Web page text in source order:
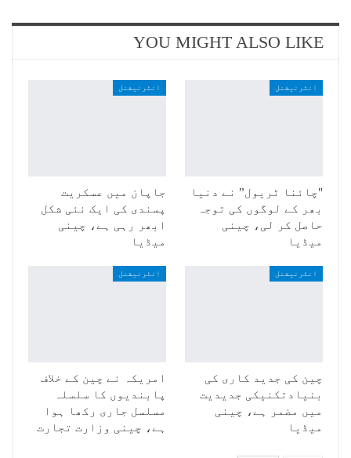
YOU MIGHT ALSO LIKE
انٹرنیشنل
"چائنا ٹریول” نے دنیا
بھر کے لوگوں کی توجہ
حاصل کر لی، چینی
میڈیا
انٹرنیشنل
جاپان میں عسکریت
پسندی کی ایک نئی شکل
ابھر رہی ہے، چینی
میڈیا
انٹرنیشنل
چین کی جدید کاری کی
بنیادتکنیکی جدیدیت
میں مضمر ہے، چینی
میڈیا
انٹرنیشنل
امریکہ نے چین کے خلاف
پابندیوں کا سلسلہ
مسلسل جاری رکھا ہوا
ہے، چینی وزارت تجارت